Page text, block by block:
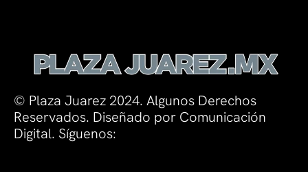
© Plaza Juarez 2024. Algunos Derechos
Reservados. Diseñado por Comunicación
Digital. Síguenos: